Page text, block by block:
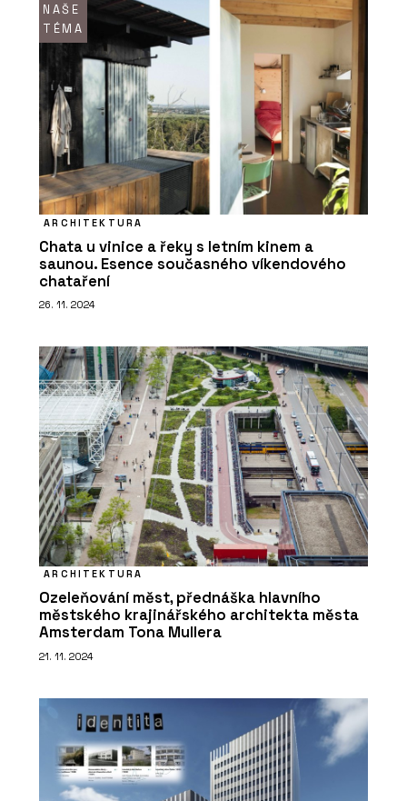
ČLÁNKY
Od balíků po osobní věci. Česká firma
ukazuje, že výdejní boxy mohou
fungovat i jinak a přitom vypadat
dobře
NAŠE
TÉMA
ARCHITEKTURA
Chata u vinice a řeky s letním kinem a
saunou. Esence současného víkendového
chataření
26. 11. 2024
ARCHITEKTURA
Ozeleňování měst, přednáška hlavního
městského krajinářského architekta města
Amsterdam Tona Mullera
21. 11. 2024